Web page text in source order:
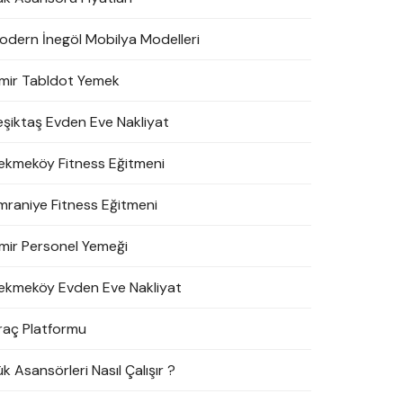
İnegöl Mobilya Modelleri
Tabldot Yemek
Evden Eve Nakliyat
Fitness Eğitmeni
Fitness Eğitmeni
Personel Yemeği
Evden Eve Nakliyat
Platformu
Asansörleri Nasıl Çalışır ?